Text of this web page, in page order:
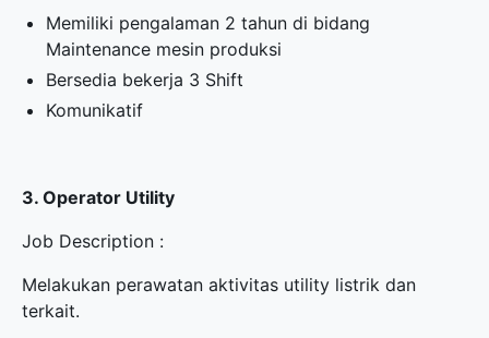
Memiliki pengalaman 2 tahun di bidang
Maintenance mesin produksi
Bersedia bekerja 3 Shift
Komunikatif
3. Operator Utility
Job Description :
Melakukan perawatan aktivitas utility listrik dan
terkait.